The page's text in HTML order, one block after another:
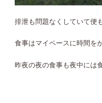
排泄も問題なくしていて便
食事はマイペースに時間を
昨夜の夜の食事も夜中には